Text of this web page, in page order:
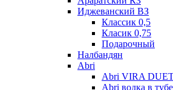
Иджеванский ВЗ
Классик 0,5
Класик 0,75
Подарочный
Налбандян
Abri
Abri VIRA
Abri водка в тубе